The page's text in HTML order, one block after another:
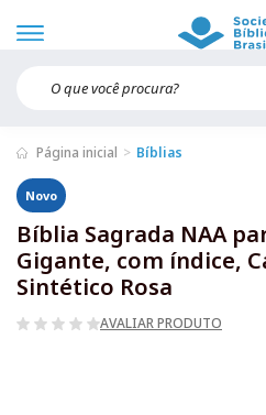
Página inicial Bíblias
Novo
Bíblia Sagrada NAA
Gigante, com índice,
Sintético Rosa
AVALIAR PRODUTO